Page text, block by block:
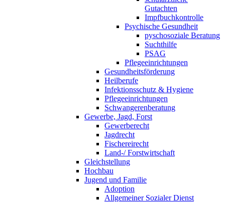
Gutachten
Impfbuchkontrolle
Psychische Gesundheit
pyschosoziale Beratung
Suchthilfe
PSAG
Pflegeeinrichtungen
Gesundheitsförderung
Heilberufe
Infektionsschutz & Hygiene
Pflegeeinrichtungen
Schwangerenberatung
Gewerbe, Jagd, Forst
Gewerberecht
Jagdrecht
Fischereirecht
Land-/ Forstwirtschaft
Gleichstellung
Hochbau
Jugend und Familie
Adoption
Allgemeiner Sozialer Dienst